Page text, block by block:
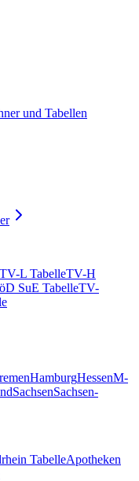
und Tabellen
TV-L TabelleTV-H
SuE TabelleTV-
HamburgHessenM-
SachsenSachsen-
TabelleApotheken